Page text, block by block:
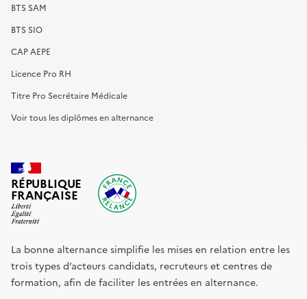
BTS SAM
BTS SIO
CAP AEPE
Licence Pro RH
Titre Pro Secrétaire Médicale
Voir tous les diplômes en alternance
RÉPUBLIQUE
FRANÇAISE
La bonne alternance simplifie les mises en relation entre les
trois types d’acteurs candidats, recruteurs et centres de
formation, afin de faciliter les entrées en alternance.